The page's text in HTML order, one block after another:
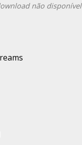
não disponível